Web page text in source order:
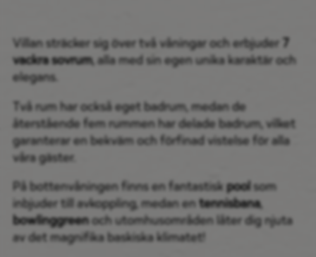
Villan sträcker sig över två våningar och erbjuder 7
vackra sovrum, alla med sin egen unika karaktär och
elegans.
Två rum har också eget badrum, medan de
återstående fem rummen har delade badrum, vilket
garanterar en bekväm och förfinad vistelse för alla
våra gäster.
På bottenvåningen finns en fantastiskpoolsom
inbjuder till avkoppling, medan entennisbana,
bowlinggreenoch utomhusområden låter dig njuta
av det magnifika baskiska klimatet!